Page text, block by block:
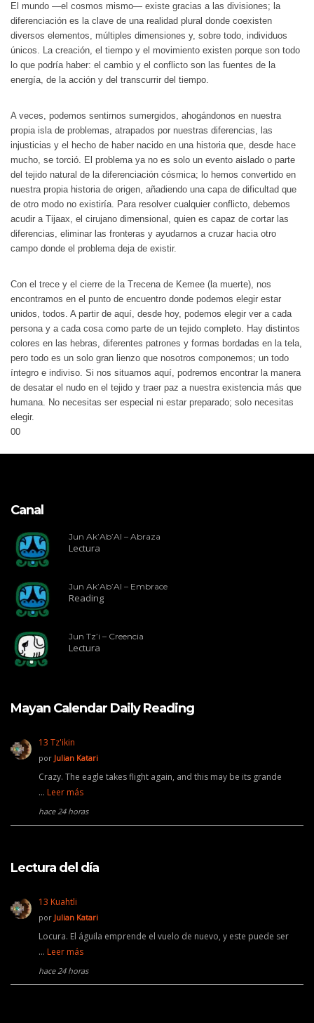
El mundo —el cosmos mismo— existe gracias a las divisiones; la
diferenciación es la clave de una realidad plural donde coexisten
diversos elementos, múltiples dimensiones y, sobre todo, individuos
únicos. La creación, el tiempo y el movimiento existen porque son todo
lo que podría haber: el cambio y el conflicto son las fuentes de la
energía, de la acción y del transcurrir del tiempo.
A veces, podemos sentirnos sumergidos, ahogándonos en nuestra
propia isla de problemas, atrapados por nuestras diferencias, las
injusticias y el hecho de haber nacido en una historia que, desde hace
mucho, se torció. El problema ya no es solo un evento aislado o parte
del tejido natural de la diferenciación cósmica; lo hemos convertido en
nuestra propia historia de origen, añadiendo una capa de dificultad que
de otro modo no existiría. Para resolver cualquier conflicto, debemos
acudir a Tijaax, el cirujano dimensional, quien es capaz de cortar las
diferencias, eliminar las fronteras y ayudarnos a cruzar hacia otro
campo donde el problema deja de existir.
Con el trece y el cierre de la Trecena de Kemee (la muerte), nos
encontramos en el punto de encuentro donde podemos elegir estar
unidos, todos. A partir de aquí, desde hoy, podemos elegir ver a cada
persona y a cada cosa como parte de un tejido completo. Hay distintos
colores en las hebras, diferentes patrones y formas bordadas en la tela,
pero todo es un solo gran lienzo que nosotros componemos; un todo
íntegro e indiviso. Si nos situamos aquí, podremos encontrar la manera
de desatar el nudo en el tejido y traer paz a nuestra existencia más que
humana. No necesitas ser especial ni estar preparado; solo necesitas
elegir.
00
Canal
Jun Ak’Ab’Al – Abraza
Lectura
Jun Ak’Ab’Al – Embrace
Reading
Jun Tz’i – Creencia
Lectura
Mayan Calendar Daily Reading
13 Tz'ikin
por Julian Katari
Crazy. The eagle takes flight again, and this may be its grande
… Leer más
hace 24 horas
Lectura del día
13 Kuahtli
por Julian Katari
Locura. El águila emprende el vuelo de nuevo, y este puede ser
… Leer más
hace 24 horas